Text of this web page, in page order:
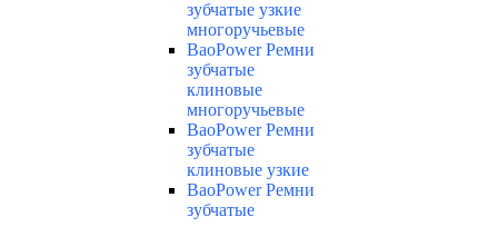
зубчатые узкие
многоручьевые
BaoPower Ремни
зубчатые
клиновые
многоручьевые
BaoPower Ремни
зубчатые
клиновые узкие
BaoPower Ремни
зубчатые